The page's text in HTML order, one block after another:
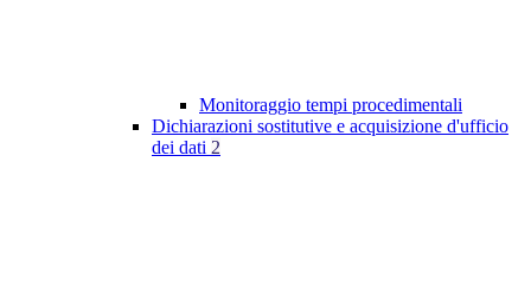
Monitoraggio tempi procedimentali
Dichiarazioni sostitutive e acquisizione d'ufficio
dei dati 2